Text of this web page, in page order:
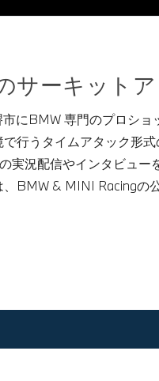
サーキットア
にBMW 専門のプロシ
行うタイムアタック形
実況配信やインタビュ
BMW & MINI Racing